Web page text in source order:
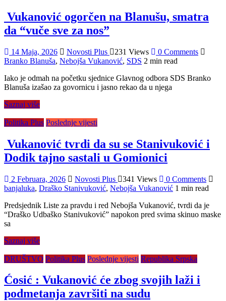
Vukanović ogorčen na Blanušu, smatra
da “vuče sve za nos”
14 Maja, 2026 Novosti Plus 231 Views
0 Comments
Branko Blanuša, Nebojša Vukanović, SDS 2 min read
Iako je odmah na početku sjednice Glavnog odbora SDS Branko
Blanuša izašao za govornicu i jasno rekao da u njega
Saznaj više
Politika Plus Poslednje vijesti
Vukanović tvrdi da su se Stanivuković i
Dodik tajno sastali u Gomionici
2 Februara, 2026 Novosti Plus 341 Views
0 Comments
banjaluka, Draško Stanivuković, Nebojša Vukanović 1 min read
Predsjednik Liste za pravdu i red Nebojša Vukanović, tvrdi da je
“Draško Udbaško Stanivuković” napokon pred svima skinuo maske
sa
Saznaj više
DRUŠTVO Politika Plus Poslednje vijesti Republika Srpska
Ćosić : Vukanović će zbog svojih laži i
podmetanja završiti na sudu